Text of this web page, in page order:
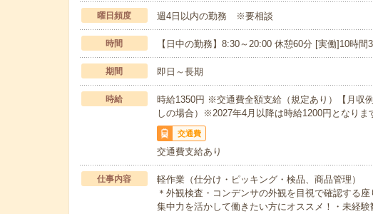
曜日頻度 週4日以内の勤務 ※要相談
時間 【日中の勤務】8:30～20:00 休憩60分 [実働]10時
期間 即日～長期
時給
時給1350円 ※交通費全額支給（規定あり）【月収
しの場合）※2027年4月以降は時給1200円となりま
交通費
交通費支給あり
仕事内容
軽作業（仕分け・ピッキング・検品、商品管理）
＊外観検査・コンデンサの外観を目視で確認する
集中力を活かして働きたい方にオススメ！・未経験